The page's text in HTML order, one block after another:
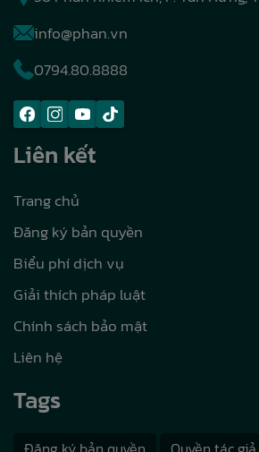
info@phan.vn
0794.80.8888
Liên kết
Trang chủ
Đăng ký bản quyền
Biểu phí dịch vụ
Giải thích pháp luật
Chính sách bảo mật
Liên hệ
Tags